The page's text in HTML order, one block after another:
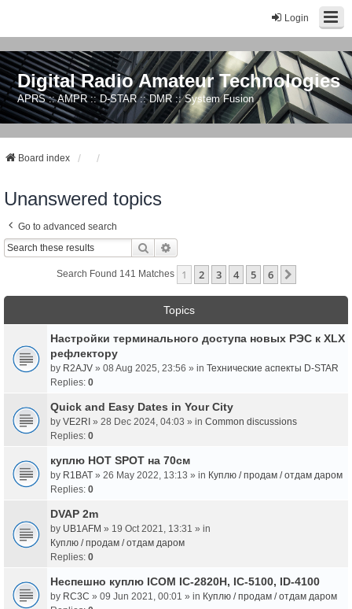
Login
Digital Radio Amateur Technologies
APRS :: AMPR :: D-STAR :: DMR :: System Fusion
Board index
Unanswered topics
Go to advanced search
Search
Search Found 141 Matches 1 2 3 4 5 6
Topics
Настройки терминального доступа новых РЭС к XLX
рефлектору
by R2AJV » 08 Aug 2025, 23:56 » in Технические аспекты D-STAR
Replies: 0
Quick and Easy Dates in Your City
by VE2RI » 28 Dec 2024, 04:03 » in Common discussions
Replies: 0
куплю HOT SPOT на 70см
by R1BAT » 26 May 2022, 13:13 » in Куплю / продам / отдам даром
Replies: 0
DVAP 2m
by UB1AFM » 19 Oct 2021, 13:31 » in
Куплю / продам / отдам даром
Replies: 0
Неспешно куплю ICOM IC-2820H, IC-5100, ID-4100
by RC3C » 09 Jun 2021, 00:01 » in Куплю / продам / отдам даром